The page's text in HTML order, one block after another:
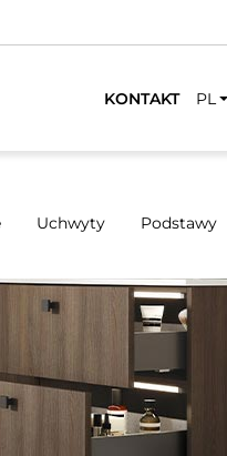
KONTAKT PL
Uchwyty Podstawy